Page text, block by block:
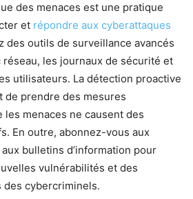
des menaces est une pratique
et répondre aux cyberattaques
des outils de surveillance avancés
les journaux de sécurité et
utilisateurs. La détection proactive
de prendre des mesures
les menaces ne causent des
En outre, abonnez-vous aux
bulletins d’information pour
vulnérabilités et des
cybercriminels.